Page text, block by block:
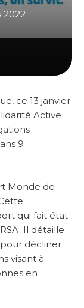
2022
ce 13 janvier
Active
9
Monde de
qui fait état
Il détaille
décliner
visant à
en